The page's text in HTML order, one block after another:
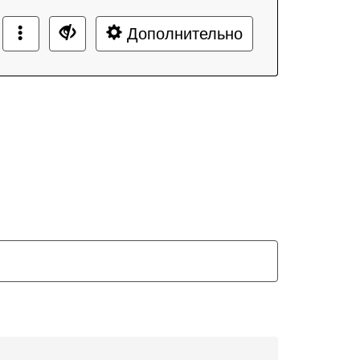
Дополнительно